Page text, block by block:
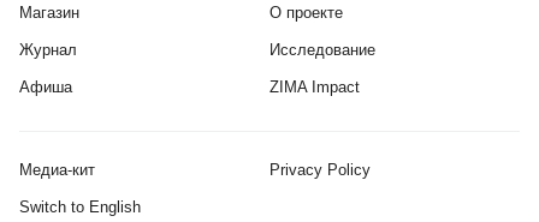
Магазин
Журнал
Афиша
О проекте
Исследование
ZIMA Impact
Медиа-кит Privacy Policy
Switch to English